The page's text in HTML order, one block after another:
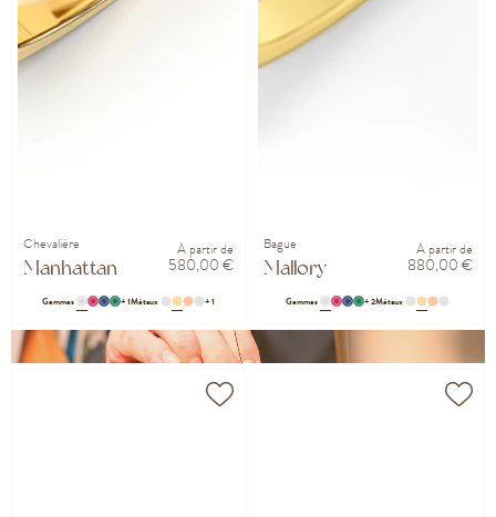
Chevalière
Manhattan
À partir de
580,00 €
Gemmes + 1Métaux + 1
Bague
Mallory
À partir de
880,00 €
Gemmes + 2Métaux